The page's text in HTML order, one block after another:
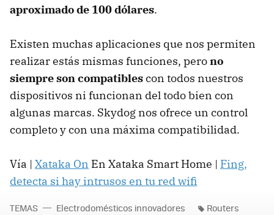
aproximado de 100 dólares.
Existen muchas aplicaciones que nos permiten
realizar estás mismas funciones, perono
siempre son compatiblescon todos nuestros
dispositivos ni funcionan del todo bien con
algunas marcas. Skydog nos ofrece un control
completo y con una máxima compatibilidad.
Vía | Xataka On En Xataka Smart Home | Fing,
detecta si hay intrusos en tu red wifi
TEMAS Electrodomésticos innovadores Routers